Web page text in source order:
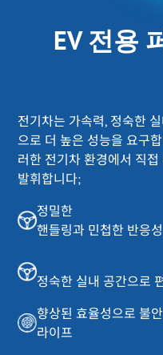
EV 전용
전기차는 가속력, 정숙한
으로 더 높은 성능을 요구
러한 전기차 환경에서 직
발휘합니다;
정밀한
핸들링과 민첩한 반응성
정숙한 실내 공간으로
향상된 효율성으로 불
라이프